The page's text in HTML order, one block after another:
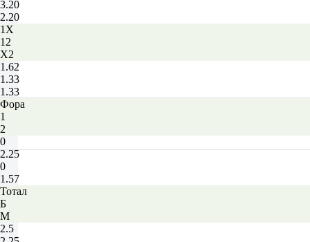
3.20
2.20
1X
12
X2
1.62
1.33
1.33
Фора
1
2
0
2.25
0
1.57
Тотал
Б
М
2.5